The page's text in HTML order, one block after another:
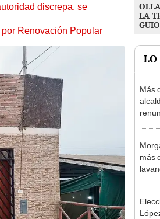
discrepa, se
Renovación Popular
LA
LO
Más
más